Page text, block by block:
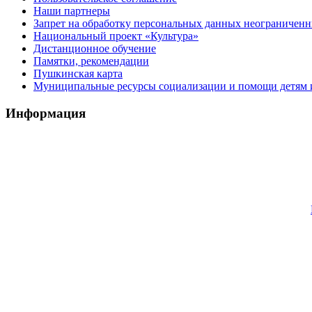
Наши партнеры
Запрет на обработку персональных данных
Национальный проект «Культура»
Дистанционное обучение
Памятки, рекомендации
Пушкинская карта
Муниципальные ресурсы социализации и помощи
Информация